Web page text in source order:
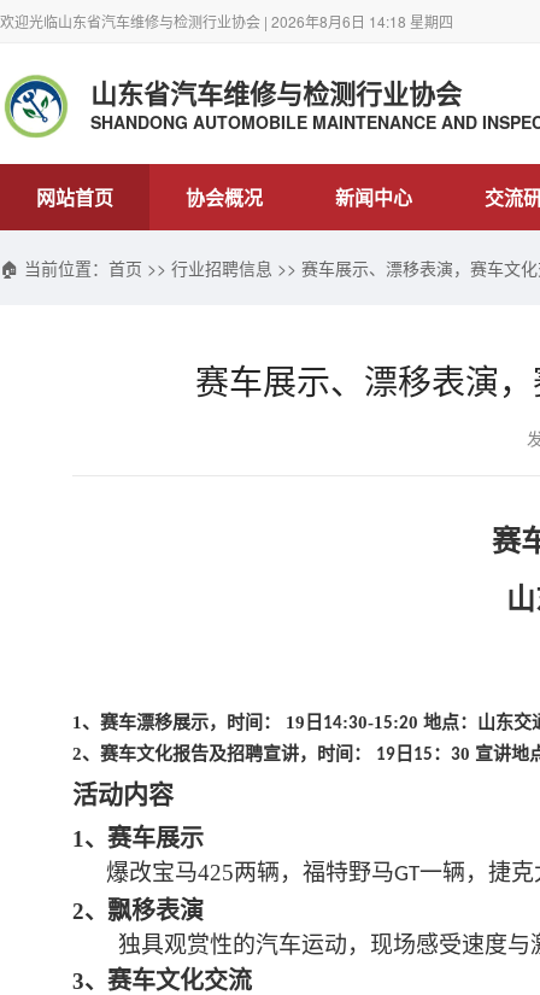
欢迎光临山东省汽车维修与检测行业协会 | 2026年8月6日 14:18 星期四
山东省汽车维修与检测行业协会
SHANDONG AUTOMOBILE MAINTENANCE AND
网站首页 协会概况 新闻中心 交流
🏠 当前位置： 首页 >> 行业招聘信息 >> 赛车展示、漂移表演，赛车文
赛车展示、漂移表演
赛
1、 赛车漂移展示，时间： 19 日 14:30-1 5:20 地点：山东交
2、赛车文化报告及招聘宣讲，时间： 19 日 15 ： 30 宣讲地
活动内容
1、 赛车展示
爆改宝马425两辆，福特野马GT一辆，捷
2、 飘移表演
独具观赏性的汽车运动，现场感受速度与
3、 赛车文化交流